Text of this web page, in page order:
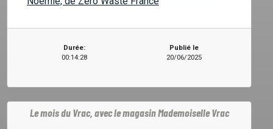
Durée:
00:14:28
Publié le
20/06/2025
Le mois du Vrac, avec le magasin Mademoiselle Vrac